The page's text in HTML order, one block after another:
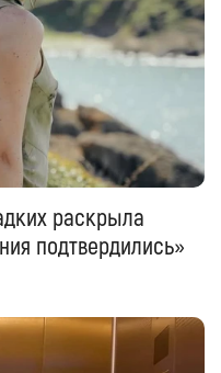
раскрыла
подтвердились»